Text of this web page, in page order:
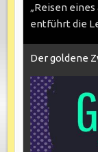
„Reisen
entführt die
Der goldene